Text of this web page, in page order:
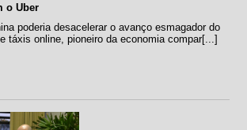
o Uber
poderia desacelerar o avanço esmagador do
táxis online, pioneiro da economia compar[...]